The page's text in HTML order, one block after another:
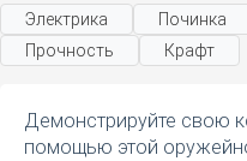
Электрика Починка
Прочность
Крафт
Демонстрируйте свою
помощью этой